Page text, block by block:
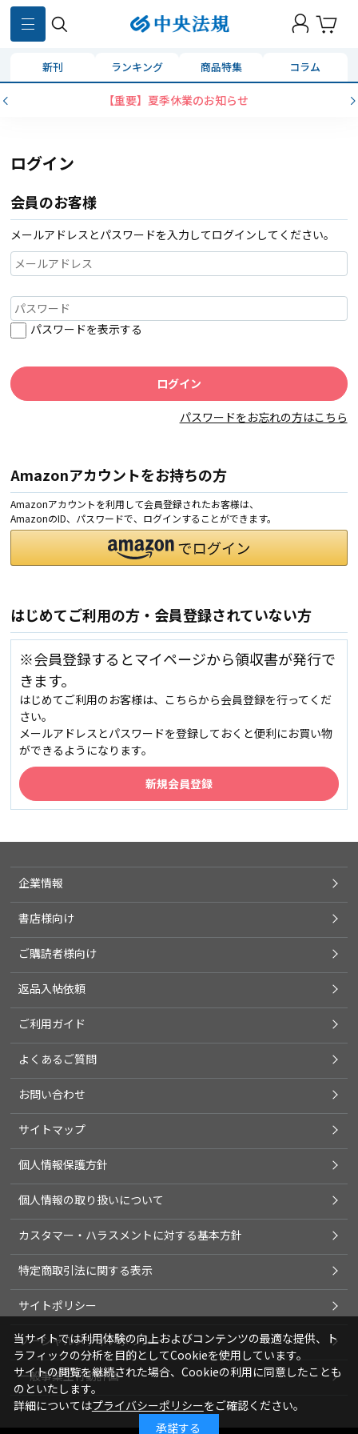
新刊 ランキング 商品特集 コラム
【重要】夏季休業のお知らせ
ログイン
会員のお客様
メールアドレスとパスワードを入力してログインしてください。
パスワードを表示する
パスワードをお忘れの方はこちら
Amazonアカウントをお持ちの方
Amazonアカウントを利用して会員登録されたお客様は、
AmazonのID、パスワードで、ログインすることができます。
はじめてご利用の方・会員登録されていない方
※会員登録するとマイページから領収書が発行で
きます。
はじめてご利用のお客様は、こちらから会員登録を行ってくだ
さい。
メールアドレスとパスワードを登録しておくと便利にお買い物
ができるようになります。
企業情報
書店様向け
ご購読者様向け
返品入帖依頼
ご利用ガイド
よくあるご質問
お問い合わせ
サイトマップ
個人情報保護方針
個人情報の取り扱いについて
カスタマー・ハラスメントに対する基本方針
特定商取引法に関する表示
サイトポリシー
ソーシャルメディアポリシー
一般事業主行動計画
当サイトでは利用体験の向上およびコンテンツの最適な提供、ト
ラフィックの分析を目的としてCookieを使用しています。
サイトの閲覧を継続された場合、Cookieの利用に同意したことも
のといたします。
詳細についてはプライバシーポリシーをご確認ください。
承諾する